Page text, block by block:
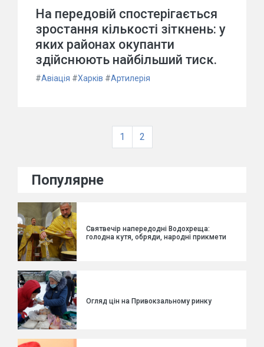
На передовій спостерігається
зростання кількості зіткнень: у
яких районах окупанти
здійснюють найбільший тиск.
#Авіація #Харків #Артилерія
1 2
Популярне
Святвечір напередодні Водохреща:
голодна кутя, обряди, народні прикмети
Огляд цін на Привокзальному ринку